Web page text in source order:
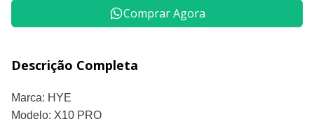
Comprar Agora
Descrição Completa
Marca: HYE
Modelo: X10 PRO